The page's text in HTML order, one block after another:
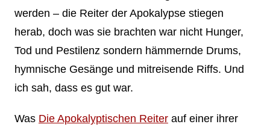
werden – die Reiter der Apokalypse stiegen
herab, doch was sie brachten war nicht Hunger,
Tod und Pestilenz sondern hämmernde Drums,
hymnische Gesänge und mitreisende Riffs. Und
ich sah, dass es gut war.
Was Die Apokalyptischen Reiterauf einer ihrer